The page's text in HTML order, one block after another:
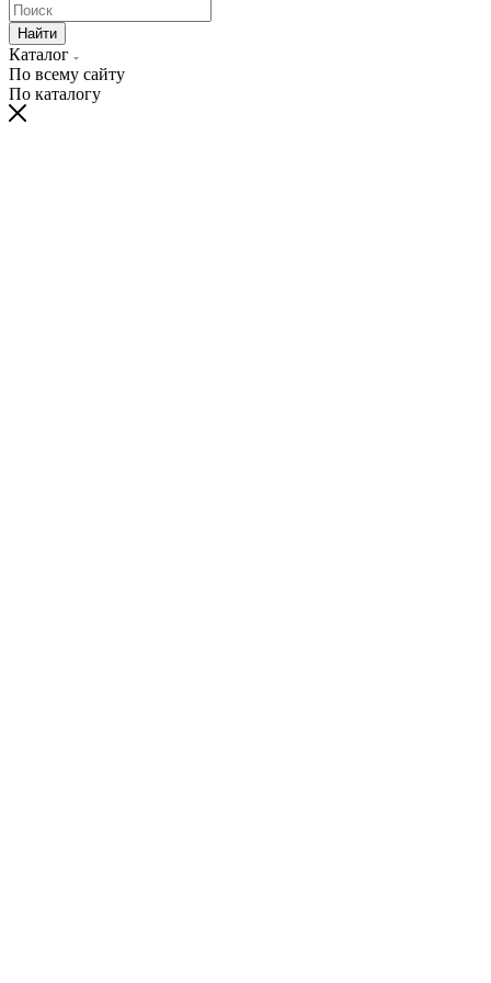
Найти
Каталог
По всему сайту
По каталогу